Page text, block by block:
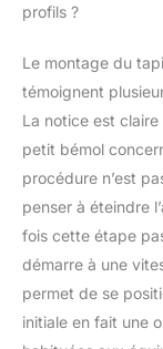
profils ?
Le montage du
témoignent
La notice est
petit bémol
procédure n’est
penser à éteindre
fois cette étape
démarre à une
permet de se
initiale en fait une